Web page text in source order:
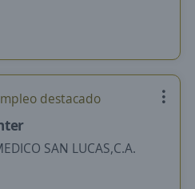
destacado
SAN LUCAS,C.A.